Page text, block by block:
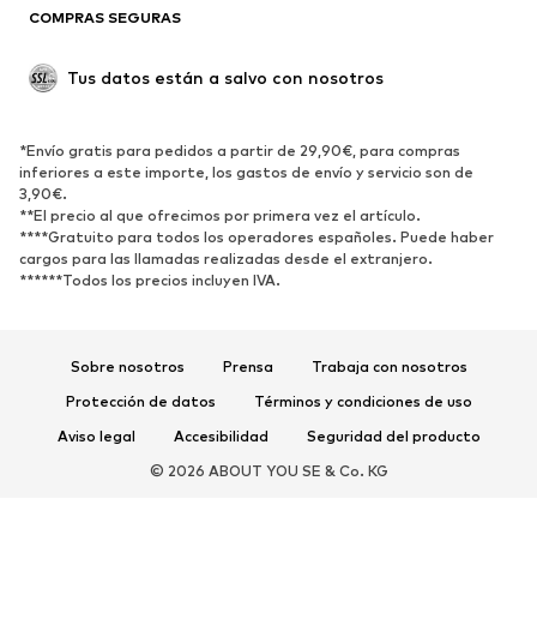
Tallas grandes
Reciclado
ZAPATOS
Nuevo
Zapatillas de deporte
Botines
Zapatos de tacón y plataforma Botas
Zapatillas de casa
Exclusivo
COMPRAS SEGURAS
Tus datos están a salvo con nosotros
*Envío gratis para pedidos a partir de 29,90€, para compras
inferiores a este importe, los gastos de envío y servicio son de
3,90€.
**El precio al que ofrecimos por primera vez el artículo.
****Gratuito para todos los operadores españoles. Puede haber
cargos para las llamadas realizadas desde el extranjero.
******Todos los precios incluyen IVA.
Sobre nosotros Prensa
Trabaja con nosotros
Protección de datos
Términos y condiciones de uso
Aviso legal
Accesibilidad
Seguridad del producto
© 2026 ABOUT YOU SE & Co. KG